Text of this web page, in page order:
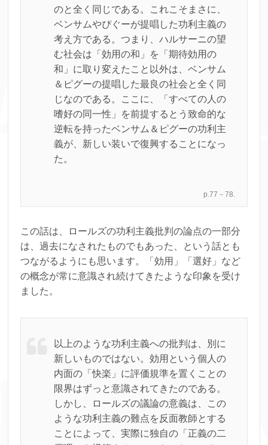
のと全く同じである。これこそまさに、
ベンサムやぴぐーが提唱した功利主義の
考え方である。つまり、ハルサーニの望
む社会は「効用の和」を「期待効用の
和」に取り変えたこと以外は、ベンサム
＆ピグーの提唱した最良の社会と全く同
じなのである。ここに、「すべての人の
嗜好の同一性」を前提するとう致命的な
逆転を持ったベンサム＆ピグーの功利主
義が、新しい装いで復興することになっ
た。
p.77－78.
この話は、ロールズの功利主義批判の論点の一部分
は、過去になされたものでもあった、という話とも
つながるようにも思います。「効用」「選好」など
の概念が常に意識され続けてきたような印象を受け
ました。
以上のような功利主義への批判は、別に
新しいものではない。効用という個人の
内面の「快楽」に評価規準を置くことの
限界はずっと意識されてきたのである。
しかし、ロールズの議論の意義は、この
ような功利主義の難点を反面教師とする
ことによって、実際に独自の「正義の二